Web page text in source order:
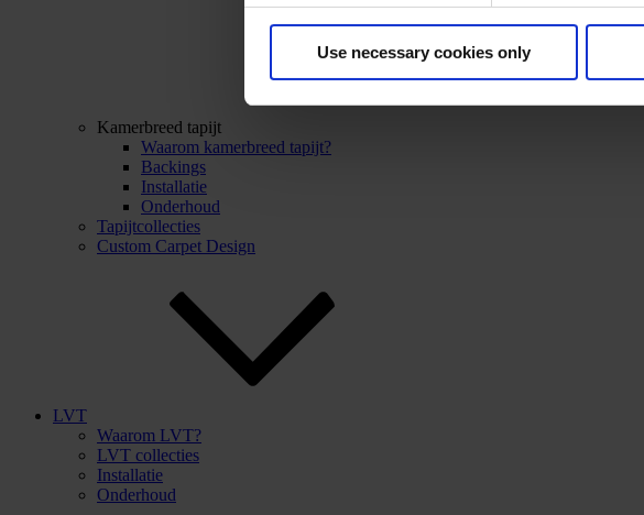
Use necessary cookies only
Kamerbreed tapijt
Waarom kamerbreed tapijt?
Backings
Installatie
Onderhoud
Tapijtcollecties
Custom Carpet Design
LVT
Waarom LVT?
LVT collecties
Installatie
Onderhoud